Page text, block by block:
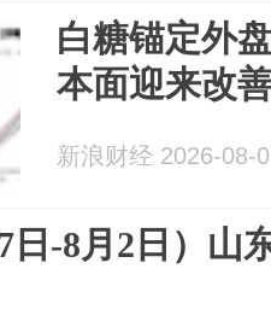
白糖锚定外
本面迎来改
新浪财经 2026-08-
日-8月2日）山